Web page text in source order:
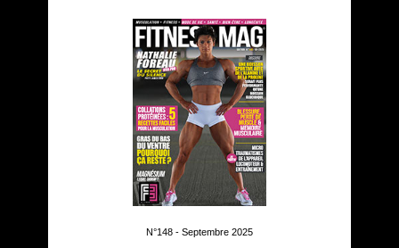
N°148 - Septembre 2025